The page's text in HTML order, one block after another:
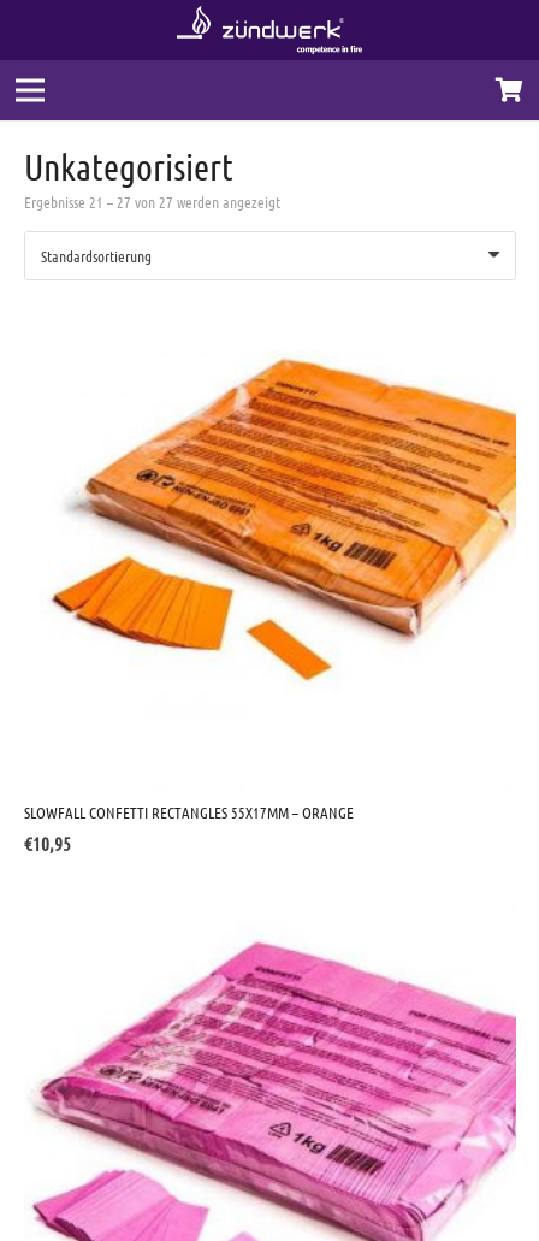
Unkategorisiert
Ergebnisse 21 – 27 von 27 werden angezeigt
SLOWFALL CONFETTI RECTANGLES 55X17MM – ORANGE
€10,95